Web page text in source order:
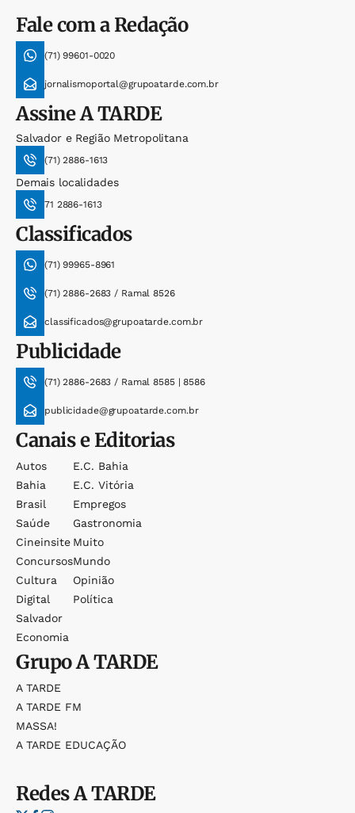
Fale com a Redação
(71) 99601-0020
jornalismoportal@grupoatarde.com.br
AssineA TARDE
Salvador e Região Metropolitana
(71) 2886-1613
Demais localidades
71 2886-1613
Classificados
(71) 99965-8961
(71) 2886-2683 / Ramal 8526
classificados@grupoatarde.com.br
Publicidade
(71) 2886-2683 / Ramal 8585 | 8586
publicidade@grupoatarde.com.br
Canais e Editorias
Autos
Bahia
Brasil
Saúde
Cineinsite
Concursos
Cultura
Digital
Salvador
Economia
E.c. Bahia
E.c. Vitória
Empregos
Gastronomia
Muito
Mundo
Opinião
Política
GrupoA TARDE
A TARDE
A TARDE FM
MASSA!
A TARDE EDUCAÇÃO
RedesA TARDE